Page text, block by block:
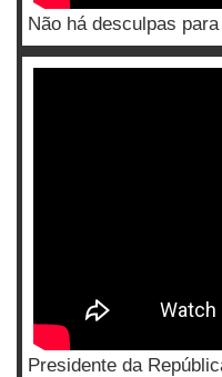
Não há desculpas
Presidente da